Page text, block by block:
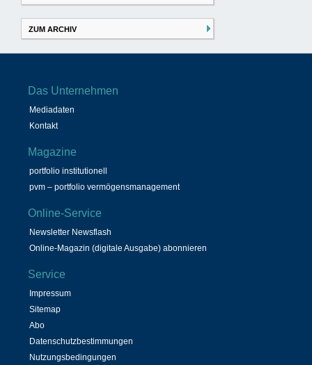
ZUM ARCHIV
Das Unternehmen
Mediadaten
Kontakt
Magazine
portfolio institutionell
pvm – portfolio vermögensmanagement
Online-Service
Newsletter Newsflash
Online-Magazin (digitale Ausgabe) abonnieren
Service
Impressum
Sitemap
Abo
Datenschutzbestimmungen
Nutzungsbedingungen